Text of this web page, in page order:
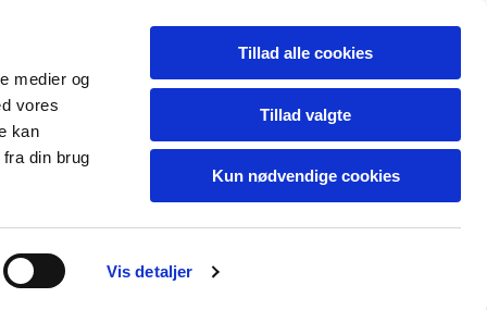
medier og
vores
kan
din brug
Vis detaljer
Tillad alle cookies
Tillad valgte
Kun nødvendige cookies
visitors Regnskab